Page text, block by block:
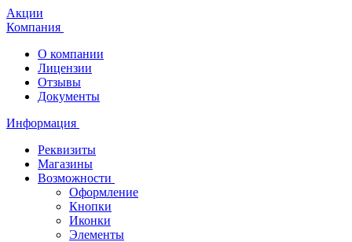
Акции
Компания
О компании
Лицензии
Отзывы
Документы
Информация
Реквизиты
Магазины
Возможности
Оформление
Кнопки
Иконки
Элементы